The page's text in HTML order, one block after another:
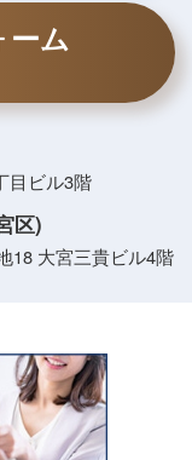
ーム
目ビル3階
区)
18 大宮三貴ビル4階